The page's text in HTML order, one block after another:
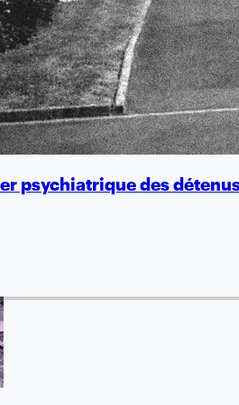
psychiatrique des